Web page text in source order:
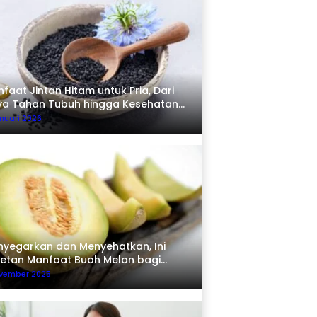
Jintan Hitam untuk Pria, Dari
Tahan Tubuh hingga Kesehatan
2026
dan Menyehatkan, Ini
Manfaat Buah Melon bagi
2025